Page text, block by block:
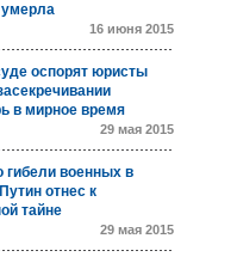
16 июня 2015
оспорят юристы
в мирное время
29 мая 2015
военных в
отнес к
тайне
29 мая 2015